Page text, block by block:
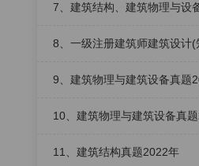
7、建筑结构、建筑物理与设
8、一级注册建筑师建筑设计(
9、建筑物理与建筑设备真题
10、建筑物理与建筑设备真
11、建筑结构真题2022年